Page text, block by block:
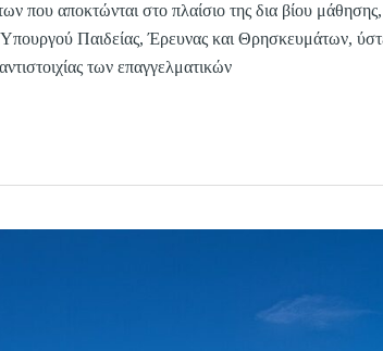
που αποκτώνται στο πλαίσιο της δια βίου
Παιδείας, Έρευνας και Θρησκευμάτων,
των επαγγελματικών